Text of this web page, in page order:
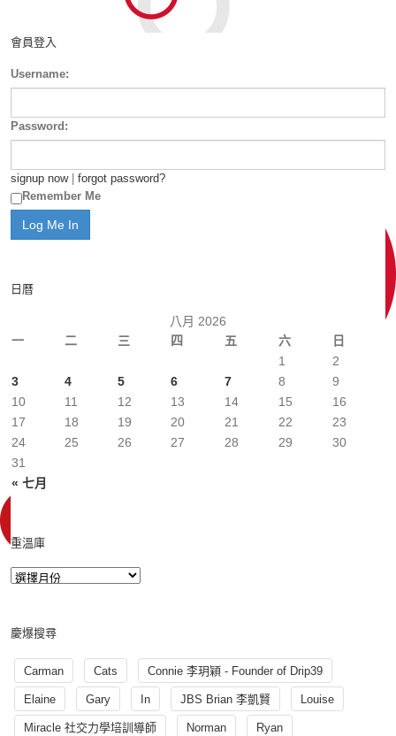
會員登入
Username:
Password:
signup now| forgot password?
Remember Me
日曆
八月 2026
一
二 三 四 五 六 日
« 七月
1
2
3
4 5 6 7 8
9
10
11 12 13 14 15
16
17
18 19 20 21 22
23
24
25 26 27 28 29
30
31
重溫庫
慶爆搜尋
Carman Cats Connie 李玥穎 - Founder of Drip39
Elaine Gary In JBS Brian 李凱賢 Louise
Miracle 社交力學培訓導師 Norman Ryan